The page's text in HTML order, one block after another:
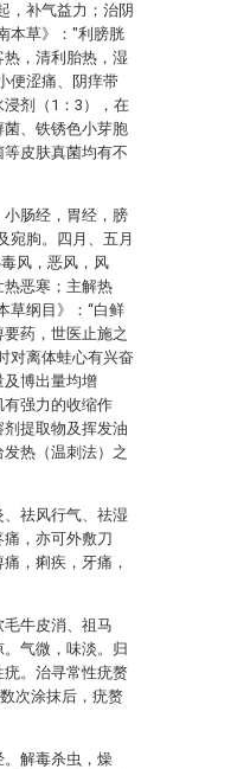
，补气益力；治阴
本草》："利膀胱
，清利胎热，湿
便涩痛、阴痒带
剂（1：3），在
、铁锈色小芽胞
皮肤真菌均有不
肠经，胃经，膀
宛朐。四月、五月
风，恶风，风
恶寒；主解热
草纲目》：“白鲜
药，世医止施之
对离体蛙心有兴奋
及博出量均增
有强力的收缩作
提取物及挥发油
热（温刺法）之
祛风行气、祛湿
，亦可外敷刀
，痢疾，牙痛，
牛皮消、祖马
气微，味淡。归
。治寻常性疣赘
次涂抹后，疣赘
解毒杀虫，燥